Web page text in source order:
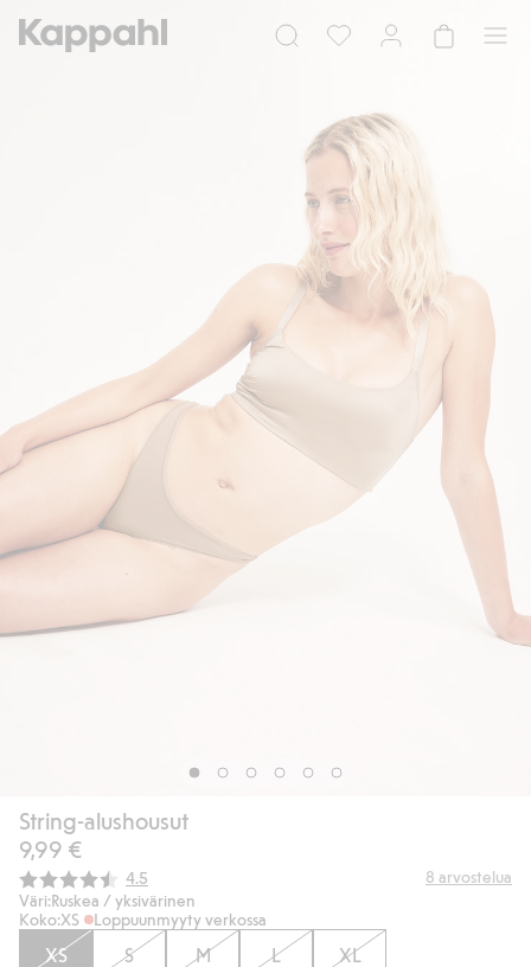
String-alushousut
9,99 €
Keskimääräinen luokitus:
4.5 8 arvostelua
Väri:Ruskea / yksivärinen
Koko:XS Loppuunmyyty verkossa
XS S M L XL